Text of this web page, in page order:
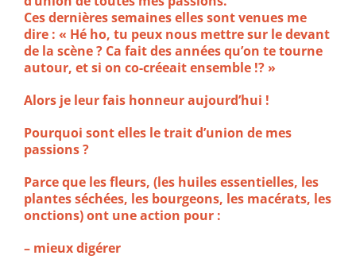
Ces dernières semaines elles sont venues me
dire : « Hé ho, tu peux nous mettre sur le devant
de la scène ? Ca fait des années qu’on te tourne
autour, et si on co-créeait ensemble !? »
Alors je leur fais honneur aujourd’hui !
Pourquoi sont elles le trait d’union de mes
passions ?
Parce que les fleurs, (les huiles essentielles, les
plantes séchées, les bourgeons, les macérats, les
onctions) ont une action pour :
– mieux digérer